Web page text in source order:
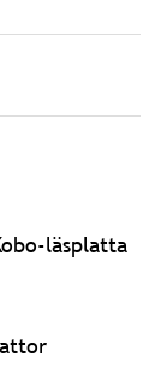
läsplatta